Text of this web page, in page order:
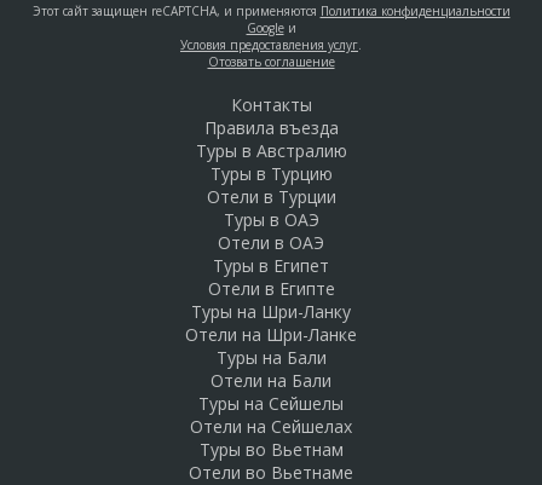
Этот сайт защищен reCAPTCHA, и применяются Политика конфиденциальности
Googleи
Условия предоставления услуг.
Отозвать соглашение
Контакты
Правила въезда
Туры в Австралию
Туры в Турцию
Отели в Турции
Туры в ОАЭ
Отели в ОАЭ
Туры в Египет
Отели в Египте
Туры на Шри-Ланку
Отели на Шри-Ланке
Туры на Бали
Отели на Бали
Туры на Сейшелы
Отели на Сейшелах
Туры во Вьетнам
Отели во Вьетнаме